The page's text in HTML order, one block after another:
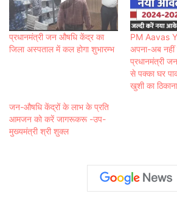
प्रधानमंत्री जन औषधि केंद्र का
जिला अस्पताल में कल होगा शुभारम्भ
PM Aavas
अपना-अब नहीं
प्रधानमंत्री
से पक्का घर
खुशी का
जन-औषधि केंद्रों के लाभ के प्रति
आमजन को करें जागरूकरू -उप-
मुख्यमंत्री श्री शुक्ल